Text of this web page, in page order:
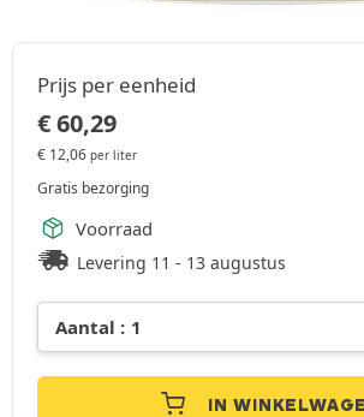
Prijs per eenheid
€60,29
€ 12,06 per liter
Gratis bezorging
Voorraad
Levering 11 - 13 augustus
IN